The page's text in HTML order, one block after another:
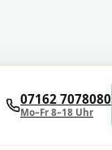
07162 7078080
Mo–Fr 8–18 Uhr